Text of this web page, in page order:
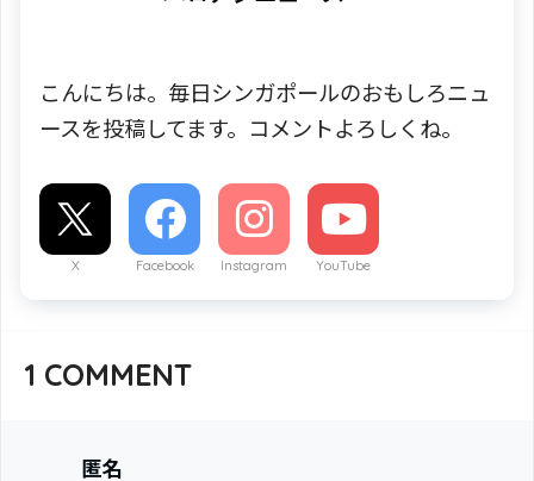
こんにちは。毎日シンガポールのおもしろニュ
ースを投稿してます。コメントよろしくね。
X Facebook Instagram YouTube
1 COMMENT
匿名